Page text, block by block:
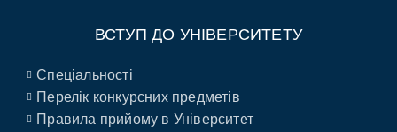
ВСТУП ДО УНІВЕРСИТЕТУ
Спеціальності
Перелік конкурсних предметів
Правила прийому в Університет